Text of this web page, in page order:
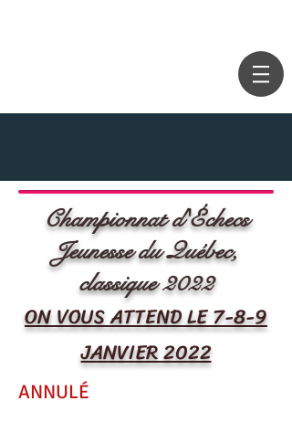
Championnat d'Échecs
Jeunesse du Québec,
classique 2022
ON VOUS ATTEND LE 7-8-9
JANVIER 2022
ANNULÉ